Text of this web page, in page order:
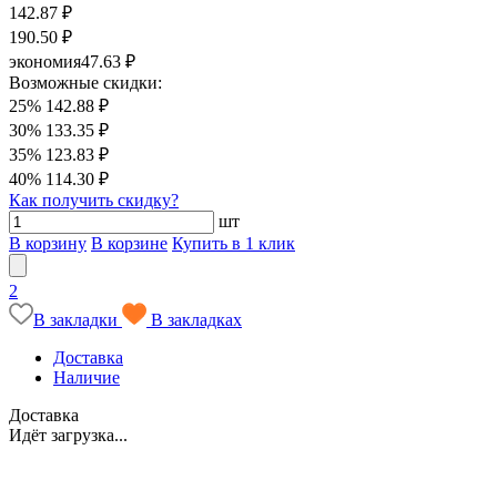
142.87 ₽
190.50 ₽
экономия47.63 ₽
Возможные скидки:
25% 142.88 ₽
30% 133.35 ₽
35% 123.83 ₽
40% 114.30 ₽
Как получить скидку?
шт
В корзину В корзине Купить в 1 клик
2
В закладки
В закладках
Доставка
Наличие
Доставка
Идёт загрузка...